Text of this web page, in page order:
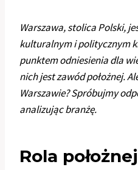
Warszawa, stolica Polski,
kulturalnym i politycznym
punktem odniesienia dla
nich jest zawód położnej.
Warszawie? Spróbujmy
analizując branżę.
Rola